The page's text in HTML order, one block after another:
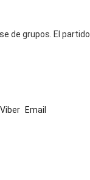
de grupos. El partido
Viber Email